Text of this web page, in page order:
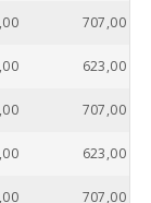
707,00
623,00
707,00
623,00
707,00